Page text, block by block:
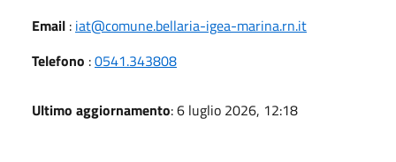
Email : iat@comune.bellaria-igea-marina.rn.it
Telefono :0541.343808
Ultimo aggiornamento: 6 luglio 2026, 12:18